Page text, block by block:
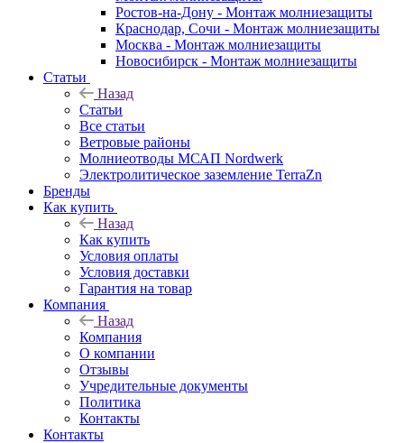
Ростов-на-Дону - Монтаж молниезащиты
Краснодар, Сочи - Монтаж молниезащиты
Москва - Монтаж молниезащиты
Новосибирск - Монтаж молниезащиты
Статьи
Назад
Статьи
Все статьи
Ветровые районы
Молниеотводы МСАП Nordwerk
Электролитическое заземление TerraZn
Бренды
Как купить
Назад
Как купить
Условия оплаты
Условия доставки
Гарантия на товар
Компания
Назад
Компания
О компании
Отзывы
Учредительные документы
Политика
Контакты
Контакты